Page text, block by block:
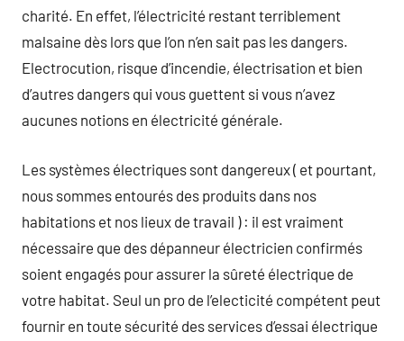
charité. En effet, l’électricité restant terriblement
malsaine dès lors que l’on n’en sait pas les dangers.
Electrocution, risque d’incendie, électrisation et bien
d’autres dangers qui vous guettent si vous n’avez
aucunes notions en électricité générale.
Les systèmes électriques sont dangereux ( et pourtant,
nous sommes entourés des produits dans nos
habitations et nos lieux de travail ) : il est vraiment
nécessaire que des dépanneur électricien confirmés
soient engagés pour assurer la sûreté électrique de
votre habitat. Seul un pro de l’electicité compétent peut
fournir en toute sécurité des services d’essai électrique